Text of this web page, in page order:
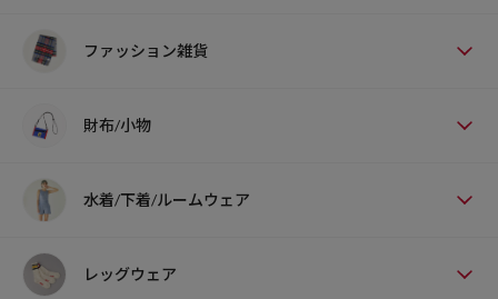
ファッション雑貨
財布/小物
水着/下着/ルームウェア
レッグウェア